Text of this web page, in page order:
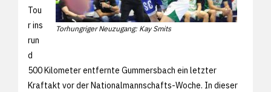
Torhungriger Neuzugang: Kay Smits
Tou
r ins
run
d
500 Kilometer entfernte Gummersbach ein letzter
Kraftakt vor der Nationalmannschafts-Woche. In dieser